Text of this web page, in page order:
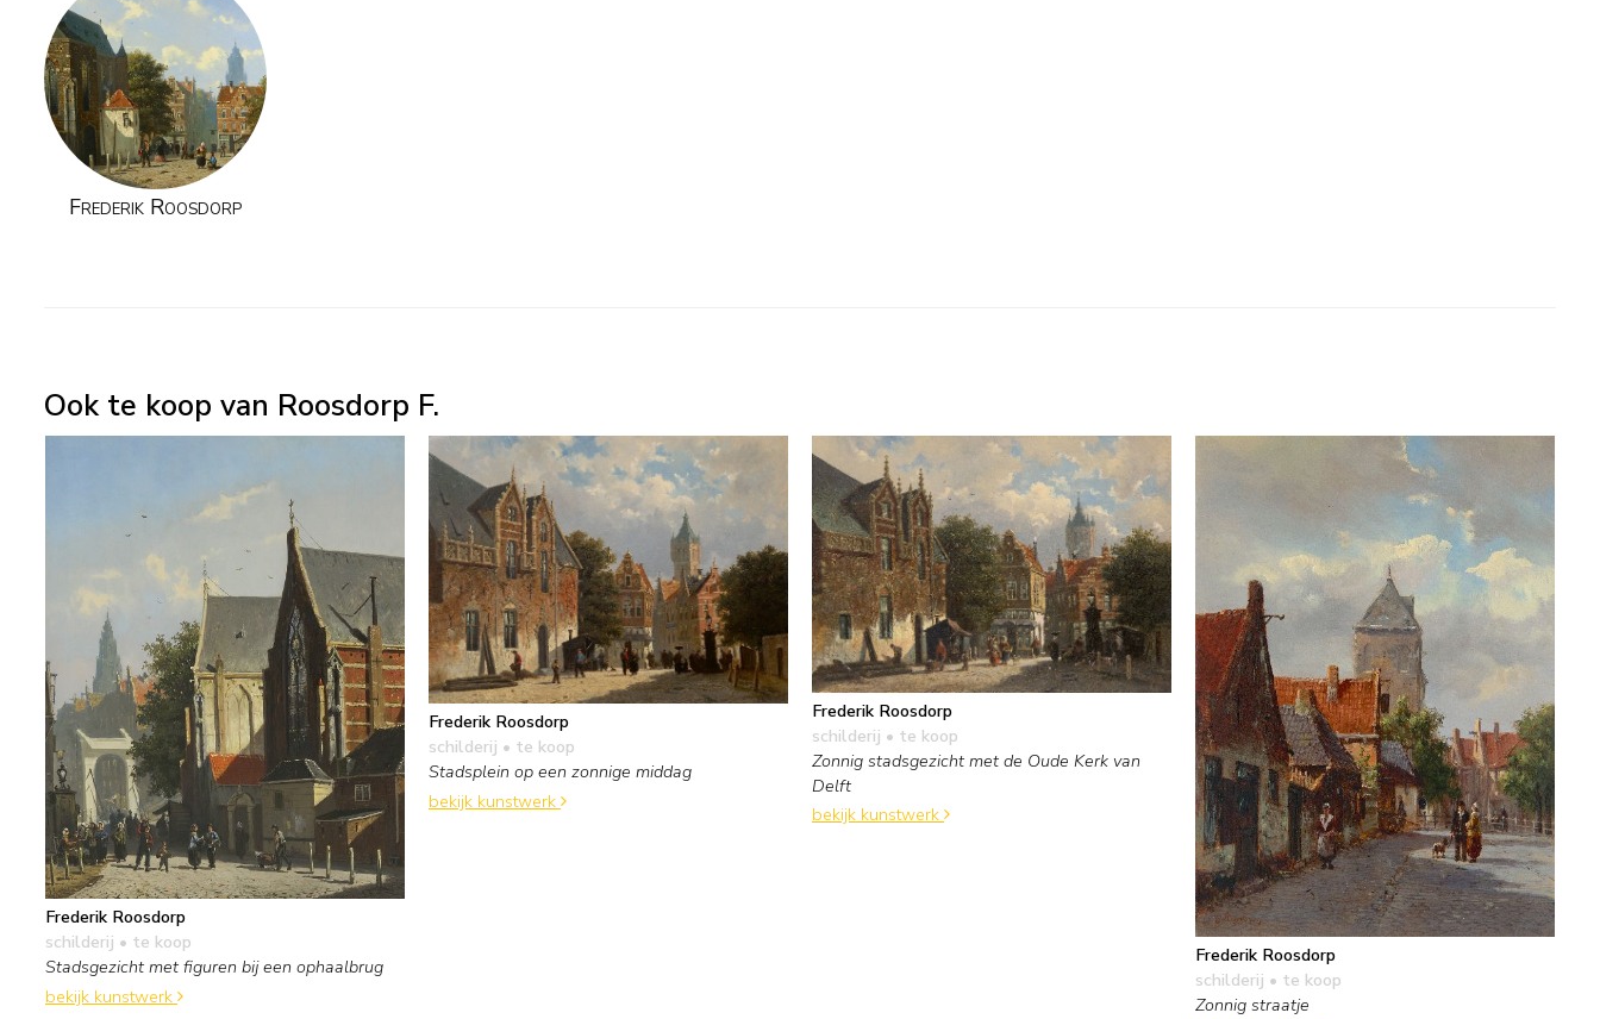
Frederik Roosdorp
Ook te koop van Roosdorp F.
Frederik Roosdorp
schilderij • te koop
Stadsgezicht met figuren bij een ophaalbrug
bekijk kunstwerk
Frederik Roosdorp
schilderij • te koop
Stadsplein op een zonnige middag
bekijk kunstwerk
Frederik Roosdorp
schilderij • te koop
Zonnig stadsgezicht met de Oude Kerk van
Delft
bekijk kunstwerk
Frederik Roosdorp
schilderij • te koop
Zonnig straatje